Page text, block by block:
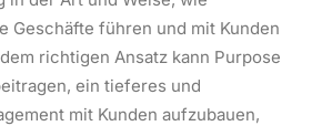
Geschäfte führen und mit Kunden
richtigen Ansatz kann Purpose
ein tieferes und
mit Kunden aufzubauen,